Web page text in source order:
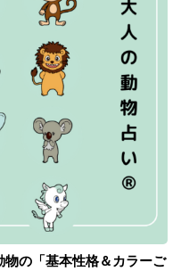
物の「基本性格＆カラーご